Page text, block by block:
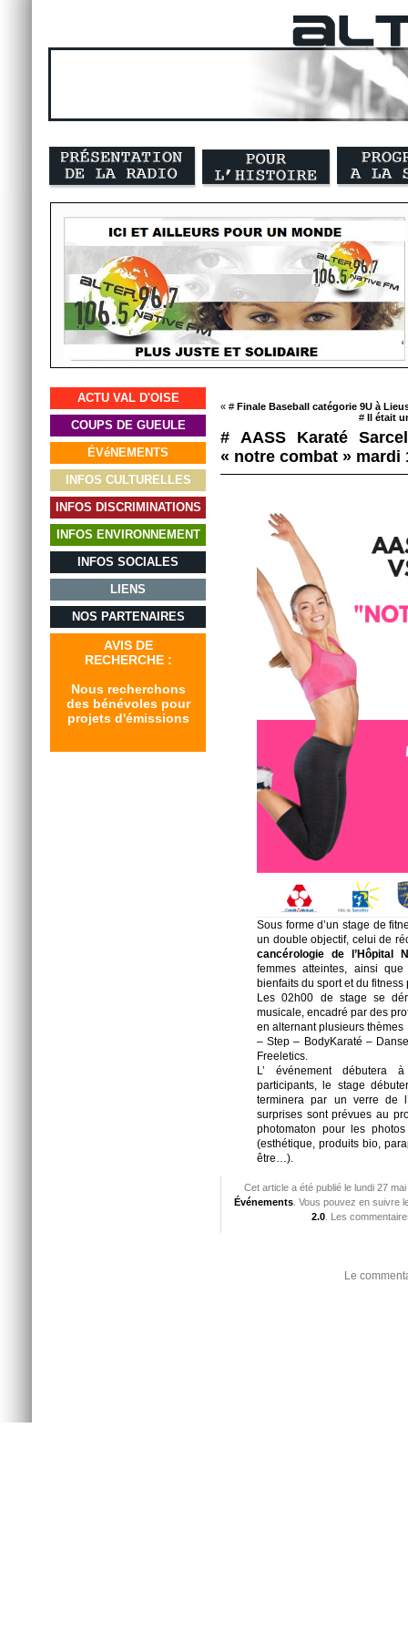
ACTU VAL D'OISE
COUPS DE GUEULE
ÉVéNEMENTS
INFOS CULTURELLES
INFOS DISCRIMINATIONS
INFOS ENVIRONNEMENT
INFOS SOCIALES
LIENS
NOS PARTENAIRES
AVIS DE
RECHERCHE :
Nous recherchons
des bénévoles pour
projets d'émissions
« # Finale Baseball catégorie 9U à
# Il était
# AASS Karaté
« notre combat » mardi
Sous forme d’un stage de
un double objectif, celui de
cancérologie de l’Hôpital
femmes atteintes, ainsi
bienfaits du sport et du fitness
Les 02h00 de stage se
musicale, encadré par des
en alternant plusieurs thèmes
– Step – BodyKaraté –
Freeletics.
L’ événement débutera
participants, le stage
terminera par un verre de
surprises sont prévues au
photomaton pour les
(esthétique, produits bio,
être…).
Cet article a été publié le lundi 27
Événements . Vous pouvez en suivre
2.0 . Les
Le